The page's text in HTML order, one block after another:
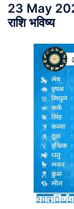
23 May
राशि भविष्य